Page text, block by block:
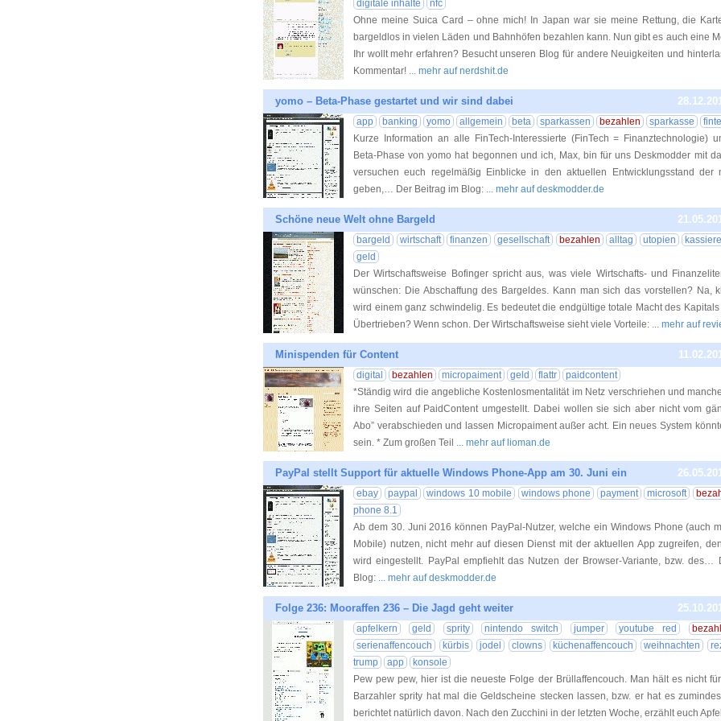
digitale inhalte
nfc
Ohne meine Suica Card – ohne mich! In Japan war sie meine Rettung, die
bargeldlos in vielen Läden und Bahnhöfen bezahlen kann. Nun gibt es auch eine
Ihr wollt mehr erfahren? Besucht unseren Blog für andere Neuigkeiten und
Kommentar! ... mehr auf nerdshit.de
yomo – Beta-Phase gestartet und wir sind dabei
app banking yomo allgemein beta sparkassen bezahlen sparkasse
Kurze Information an alle FinTech-Interessierte (FinTech = Finanztechnologie)
Beta-Phase von yomo hat begonnen und ich, Max, bin für uns Deskmodder mit
versuchen euch regelmäßig Einblicke in den aktuellen Entwicklungsstand der
geben,… Der Beitrag im Blog: ... mehr auf deskmodder.de
Schöne neue Welt ohne Bargeld
bargeld wirtschaft finanzen gesellschaft bezahlen alltag utopien
geld
Der Wirtschaftsweise Bofinger spricht aus, was viele Wirtschafts- und
wünschen: Die Abschaffung des Bargeldes. Kann man sich das vorstellen? Na,
wird einem ganz schwindelig. Es bedeutet die endgültige totale Macht des
Übertrieben? Wenn schon. Der Wirtschaftsweise sieht viele Vorteile: ... mehr auf
Minispenden für Content
digital bezahlen micropaiment geld flattr
paidcontent
*Ständig wird die angebliche Kostenlosmentalität im Netz verschriehen und
ihre Seiten auf PaidContent umgestellt. Dabei wollen sie sich aber nicht vom
Abo” verabschieden und lassen Micropaiment außer acht. Ein neues System
sein. * Zum großen Teil ... mehr auf lioman.de
PayPal stellt Support für aktuelle Windows Phone-App am 30. Juni ein
ebay paypal windows 10 mobile windows phone payment microsoft
phone 8.1
Ab dem 30. Juni 2016 können PayPal-Nutzer, welche ein Windows Phone (auch
Mobile) nutzen, nicht mehr auf diesen Dienst mit der aktuellen App zugreifen,
wird eingestellt. PayPal empfiehlt das Nutzen der Browser-Variante, bzw. des…
Blog: ... mehr auf deskmodder.de
Folge 236: Mooraffen 236 – Die Jagd geht weiter
apfelkern geld sprity nintendo switch jumper youtube red
serienaffencouch
kürbis jodel clowns küchenaffencouch weihnachten
trump
app
konsole
Pew pew pew, hier ist die neueste Folge der Brüllaffencouch. Man hält es nicht
Barzahler sprity hat mal die Geldscheine stecken lassen, bzw. er hat es
berichtet natürlich davon. Nach den Zucchini in der letzten Woche, erzählt euch